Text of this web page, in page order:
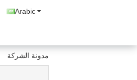
Arabic
مدونة الشركة